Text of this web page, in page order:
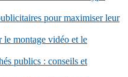
pour maximiser leur
le montage vidéo et le
publics : conseils et